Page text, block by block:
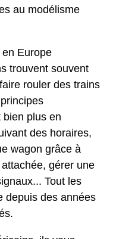
au modélisme
Europe
trouvent souvent
rouler des trains
plus en
des horaires,
wagon grâce à
gérer une
Tout les
depuis des années